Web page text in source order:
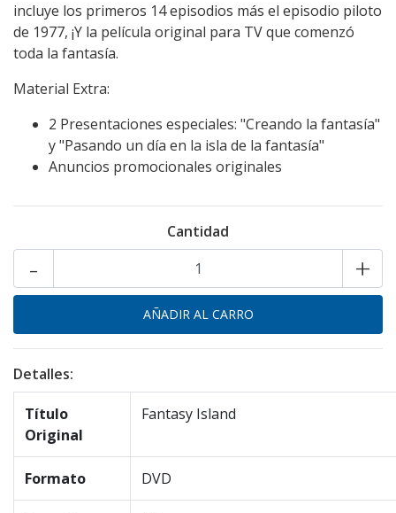
incluye los primeros 14 episodios más el episodio piloto
de 1977, ¡Y la película original para TV que comenzó
toda la fantasía.
Material Extra:
2 Presentaciones especiales: "Creando la fantasía"
y "Pasando un día en la isla de la fantasía"
Anuncios promocionales originales
Cantidad
+
-
Detalles:
Título
Original
Fantasy Island
Formato DVD